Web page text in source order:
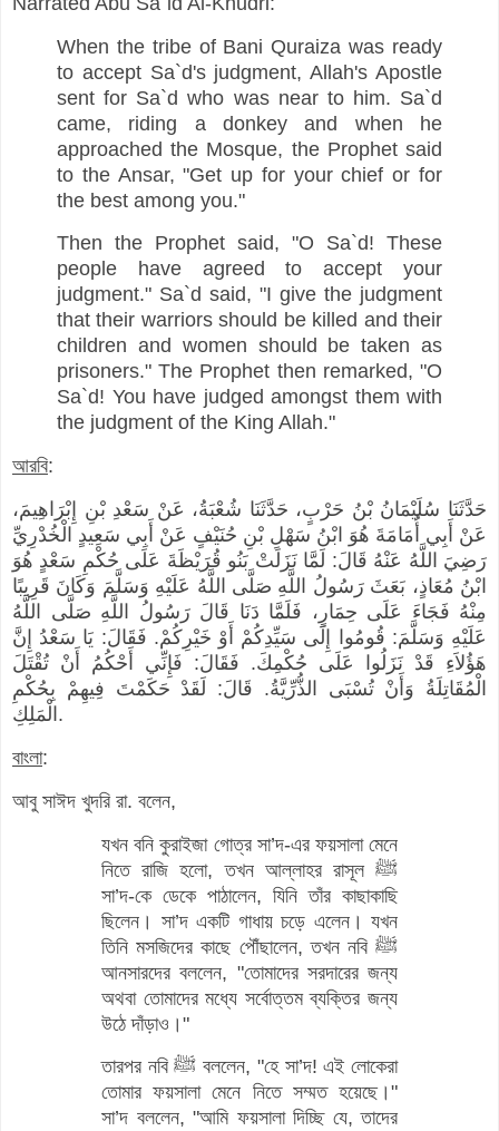
When the tribe of Bani Quraiza was ready
to accept Sa`d's judgment, Allah's Apostle
sent for Sa`d who was near to him. Sa`d
came, riding a donkey and when he
approached the Mosque, the Prophet said
to the Ansar, "Get up for your chief or for
the best among you."
Then the Prophet said, "O Sa`d! These
people have agreed to accept your
judgment." Sa`d said, "I give the judgment
that their warriors should be killed and their
children and women should be taken as
prisoners." The Prophet then remarked, "O
Sa`d! You have judged amongst them with
the judgment of the King Allah."
আরবি:
حَدَّثَنَا سُلَيْمَانُ بْنُ حَرْبٍ، حَدَّثَنَا شُعْبَةُ، عَنْ سَعْدِ بْنِ إِبْرَاهِيمَ،
عَنْ أَبِي أُمَامَةَ هُوَ ابْنُ سَهْلِ بْنِ حُنَيْفٍ عَنْ أَبِي سَعِيدٍ الْخُدْرِيِّ
رَضِيَ اللَّهُ عَنْهُ قَالَ: لَمَّا نَزَلَتْ بَنُو قُرَيْظَةَ عَلَى حُكْمِ سَعْدٍ هُوَ
ابْنُ مُعَاذٍ، بَعَثَ رَسُولُ اللَّهِ صَلَّى اللَّهُ عَلَيْهِ وَسَلَّمَ وَكَانَ قَرِيبًا
مِنْهُ فَجَاءَ عَلَى حِمَارٍ، فَلَمَّا دَنَا قَالَ رَسُولُ اللَّهِ صَلَّى اللَّهُ
عَلَيْهِ وَسَلَّمَ: قُومُوا إِلَى سَيِّدِكُمْ أَوْ خَيْرِكُمْ. فَقَالَ: يَا سَعْدُ إِنَّ
هَؤُلاَءِ قَدْ نَزَلُوا عَلَى حُكْمِكَ. فَقَالَ: فَإِنِّي أَحْكُمُ أَنْ تُقْتَلَ
الْمُقَاتِلَةُ وَأَنْ تُسْبَى الذُّرِّيَّةُ. قَالَ: لَقَدْ حَكَمْتَ فِيهِمْ بِحُكْمِ
الْمَلِكِ.
বাংলা:
আবু সাঈদ খুদরি রা. বলেন,
যখন বনি কুরাইজা গোত্র সা’দ-এর ফয়সালা মেনে
নিতে রাজি হলো, তখন আল্লাহর রাসূল ﷺ
সা’দ-কে ডেকে পাঠালেন, যিনি তাঁর কাছাকাছি
ছিলেন। সা’দ একটি গাধায় চড়ে এলেন। যখন
তিনি মসজিদের কাছে পৌঁছালেন, তখন নবি ﷺ
আনসারদের বললেন, "তোমাদের সরদারের জন্য
অথবা তোমাদের মধ্যে সর্বোত্তম ব্যক্তির জন্য
উঠে দাঁড়াও।"
তারপর নবি ﷺ বললেন, "হে সা’দ! এই লোকেরা
তোমার ফয়সালা মেনে নিতে সম্মত হয়েছে।"
সা’দ বললেন, "আমি ফয়সালা দিচ্ছি যে, তাদের